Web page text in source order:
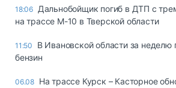
18:06 Дальнобойщик погиб в ДТП с
на трассе М-10 в Тверской области
11:50
В Ивановской области за неделю
бензин
06.08 На трассе Курск – Касторное